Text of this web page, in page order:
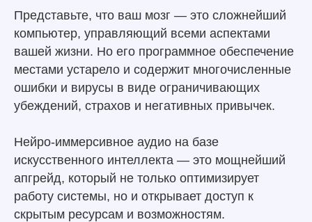
Представьте, что ваш мозг — это сложнейший
компьютер, управляющий всеми аспектами
вашей жизни. Но его программное обеспечение
местами устарело и содержит многочисленные
ошибки и вирусы в виде ограничивающих
убеждений, страхов и негативных привычек.
Нейро-иммерсивное аудио на базе
искусственного интеллекта — это мощнейший
апгрейд, который не только оптимизирует
работу системы, но и открывает доступ к
скрытым ресурсам и возможностям.